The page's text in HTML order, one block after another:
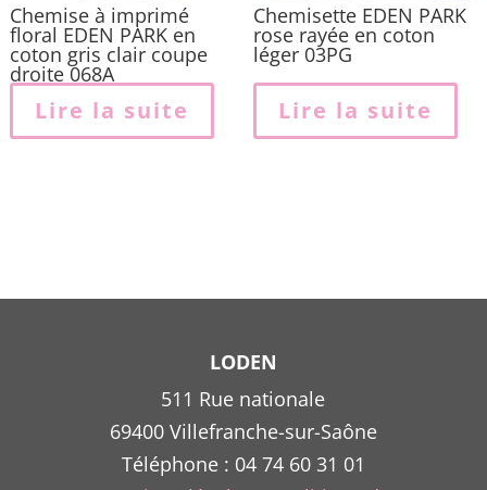
Chemise à imprimé
floral EDEN PARK en
coton gris clair coupe
droite 068A
Lire la suite
Chemisette EDEN PARK
rose rayée en coton
léger 03PG
Lire la suite
LODEN
511 Rue nationale
69400 Villefranche-sur-Saône
Téléphone : 04 74 60 31 01